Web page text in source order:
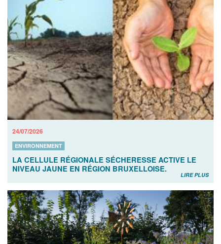
24/07/2026
ENVIRONNEMENT
LA CELLULE RÉGIONALE SÉCHERESSE ACTIVE LE
NIVEAU JAUNE EN RÉGION BRUXELLOISE.
LIRE PLUS